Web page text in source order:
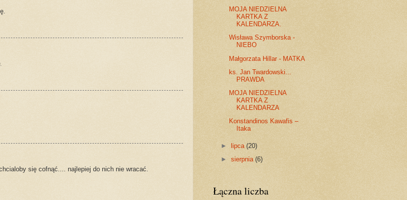
się cofnąć.... najlepiej do nich nie wracać.
MOJA NIEDZIELNA
KARTKA Z
KALENDARZA.
Wisława Szymborska -
NIEBO
Małgorzata Hillar - MATKA
ks. Jan Twardowski...
PRAWDA
MOJA NIEDZIELNA
KARTKA Z
KALENDARZA
Konstandinos Kawafis –
Itaka
► lipca(20)
►sierpnia(6)
Łączna liczba